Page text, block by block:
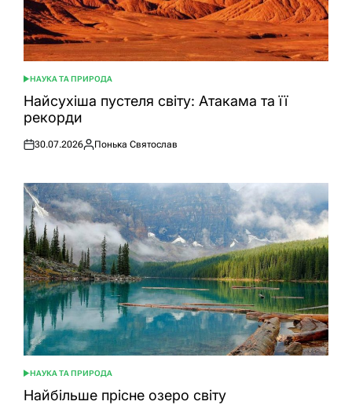
ОПУБЛІКУВАТИ
У
НАУКА ТА ПРИРОДА
Найсухіша пустеля світу: Атакама та її
рекорди
Оприлюднено
30.07.2026
Опубліковано
Понька Святослав
ОПУБЛІКУВАТИ
У
НАУКА ТА ПРИРОДА
Найбільше прісне озеро світу